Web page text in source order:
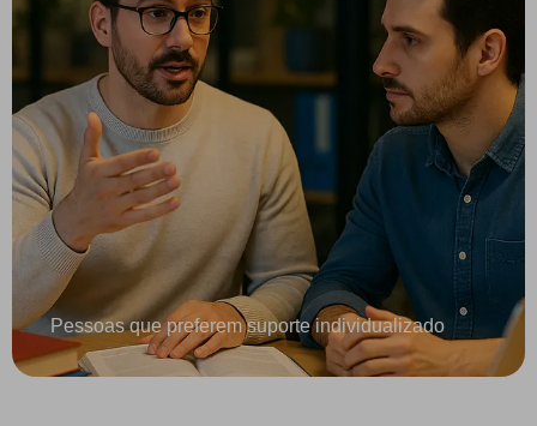
Pessoas que preferem suporte individualizado